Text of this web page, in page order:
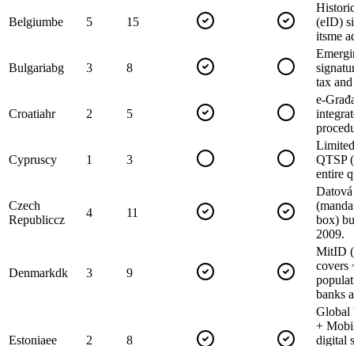
Belgiumbe 5 15
(eID)
itsme
Bulgariabg 3 8
tax
Croatiahr 2 5
e-
Cypruscy 1 3
QTSP
entire
Czech
Republiccz
4 11
box)
2009.
Denmarkdk 3 9
MitID
covers
banks
Estoniaee 2 8
Global
+
digital